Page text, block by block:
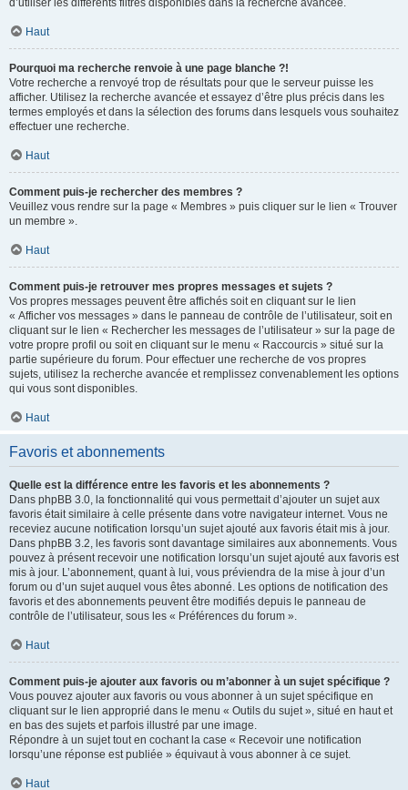
d’utiliser les différents filtres disponibles dans la recherche avancée.
Haut
Pourquoi ma recherche renvoie à une page blanche ?!
Votre recherche a renvoyé trop de résultats pour que le serveur puisse les
afficher. Utilisez la recherche avancée et essayez d’être plus précis dans les
termes employés et dans la sélection des forums dans lesquels vous souhaitez
effectuer une recherche.
Haut
Comment puis-je rechercher des membres ?
Veuillez vous rendre sur la page « Membres » puis cliquer sur le lien « Trouver
un membre ».
Haut
Comment puis-je retrouver mes propres messages et sujets ?
Vos propres messages peuvent être affichés soit en cliquant sur le lien
« Afficher vos messages » dans le panneau de contrôle de l’utilisateur, soit en
cliquant sur le lien « Rechercher les messages de l’utilisateur » sur la page de
votre propre profil ou soit en cliquant sur le menu « Raccourcis » situé sur la
partie supérieure du forum. Pour effectuer une recherche de vos propres
sujets, utilisez la recherche avancée et remplissez convenablement les options
qui vous sont disponibles.
Haut
Favoris et abonnements
Quelle est la différence entre les favoris et les abonnements ?
Dans phpBB 3.0, la fonctionnalité qui vous permettait d’ajouter un sujet aux
favoris était similaire à celle présente dans votre navigateur internet. Vous ne
receviez aucune notification lorsqu’un sujet ajouté aux favoris était mis à jour.
Dans phpBB 3.2, les favoris sont davantage similaires aux abonnements. Vous
pouvez à présent recevoir une notification lorsqu’un sujet ajouté aux favoris est
mis à jour. L’abonnement, quant à lui, vous préviendra de la mise à jour d’un
forum ou d’un sujet auquel vous êtes abonné. Les options de notification des
favoris et des abonnements peuvent être modifiés depuis le panneau de
contrôle de l’utilisateur, sous les « Préférences du forum ».
Haut
Comment puis-je ajouter aux favoris ou m’abonner à un sujet spécifique ?
Vous pouvez ajouter aux favoris ou vous abonner à un sujet spécifique en
cliquant sur le lien approprié dans le menu « Outils du sujet », situé en haut et
en bas des sujets et parfois illustré par une image.
Répondre à un sujet tout en cochant la case « Recevoir une notification
lorsqu’une réponse est publiée » équivaut à vous abonner à ce sujet.
Haut